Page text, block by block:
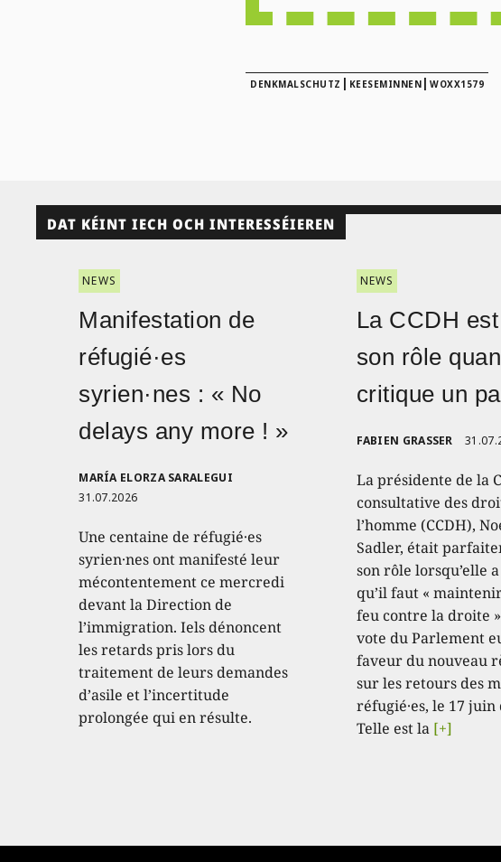
DENKMALSCHUTZ | KEESEMINNEN | WOXX1579
DAT KÉINT IECH OCH INTERESSÉIEREN
NEWS
Manifestation de
réfugié·es
syrien·nes : « No
delays any more ! »
MARÍA ELORZA SARALEGUI
31.07.2026
Une centaine de réfugié·es
syrien·nes ont manifesté leur
mécontentement ce mercredi
devant la Direction de
l’immigration. Iels dénoncent
les retards pris lors du
traitement de leurs demandes
d’asile et l’incertitude
prolongée qui en résulte.
NEWS
La CCDH
son rôle
critique un
FABIEN GRASSER
La présidente de la
consultative des
l’homme (CCDH),
Sadler, était
son rôle lorsqu’elle
qu’il faut «
feu contre la droite
vote du Parlement
faveur du nouveau
sur les retours des
réfugié·es, le 17
Telle est la [+]